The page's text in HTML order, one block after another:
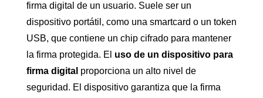
firma digital de un usuario. Suele ser un
dispositivo portátil, como una smartcard o un token
USB, que contiene un chip cifrado para mantener
la firma protegida. El uso de un dispositivo para
firma digital proporciona un alto nivel de
seguridad. El dispositivo garantiza que la firma